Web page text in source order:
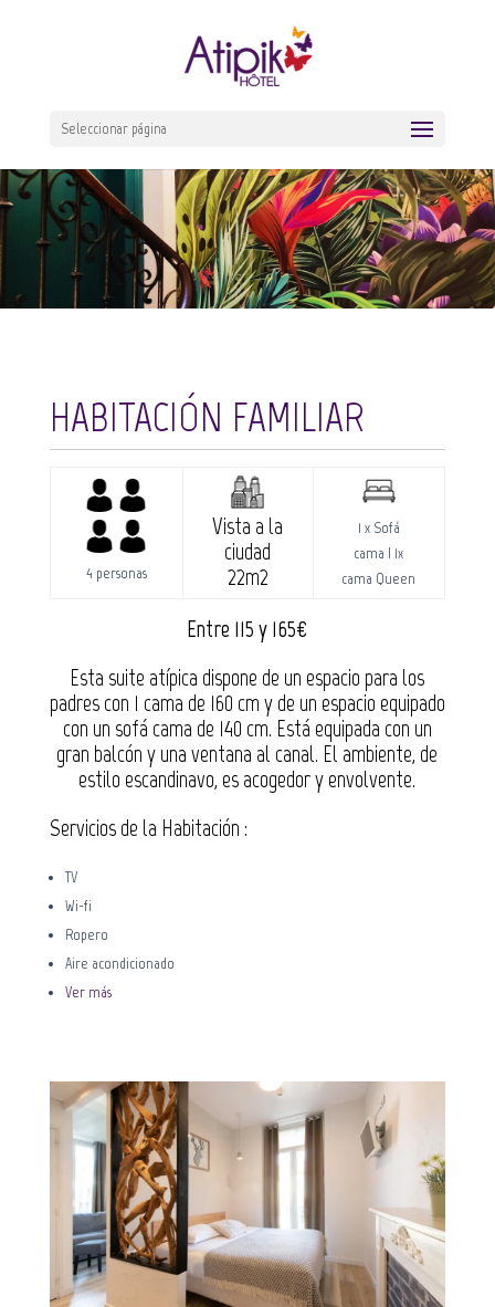
Seleccionar página
HABITACIÓN FAMILIAR
4 personas
Vista a la
ciudad
22m2
1 x Sofá
cama | 1x
cama Queen
Entre 115 y 165€
Esta suite atípica dispone de un espacio para los
padres con 1 cama de 160 cm y de un espacio equipado
con un sofá cama de 140 cm. Está equipada con un
gran balcón y una ventana al canal. El ambiente, de
estilo escandinavo, es acogedor y envolvente.
Servicios de la Habitación :
TV
Wi-fi
Ropero
Aire acondicionado
Ver más